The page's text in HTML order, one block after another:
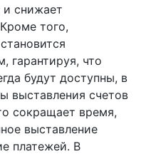
и снижает
того,
гарантируя, что
будут доступны, в
выставления счетов
сокращает время,
выставление
платежей. В